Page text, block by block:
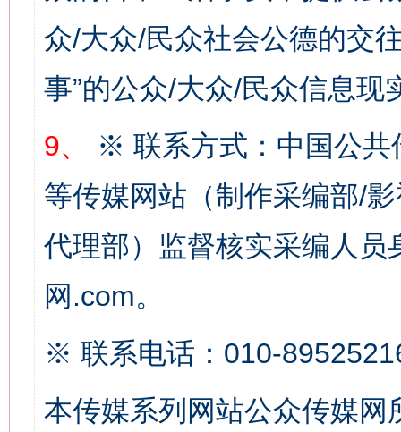
众/大众/民众社会公德的交
事”的公众/大众/民众信息现
9、
※ 联系方式：中国公共
等传媒网站（制作采编部/
代理部）监督核实采编人员
网.com。
※ 联系电话：010-
本传媒系列网站公众传媒
在谋一域中谋全局
今